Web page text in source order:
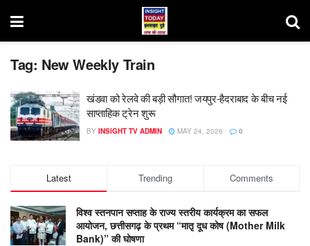
Tag: New Weekly Train
खंडवा को रेलवे की बड़ी सौगात! जयपुर-हैदराबाद के बीच नई
साप्ताहिक ट्रेन शुरू
BY INSIGHT TV ADMIN MAY 24, 2026 0
Latest Trending Comments
विश्व स्तनपान सप्ताह के राज्य स्तरीय कार्यक्रम का सफल
आयोजन, छत्तीसगढ़ के प्रथम “मातृ दूध कोष (Mother Milk
Bank)” की घोषणा